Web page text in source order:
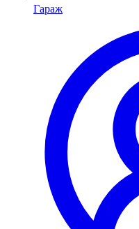
Гараж